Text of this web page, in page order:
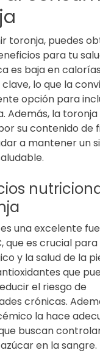
toronja, puedes
para tu
es baja en
lo que la
opción para
Además, la toronja
su contenido de
a mantener un
una excelente
que es crucial
y la salud de la
que
el riesgo de
crónicas.
la hace
buscan
en la sangre.